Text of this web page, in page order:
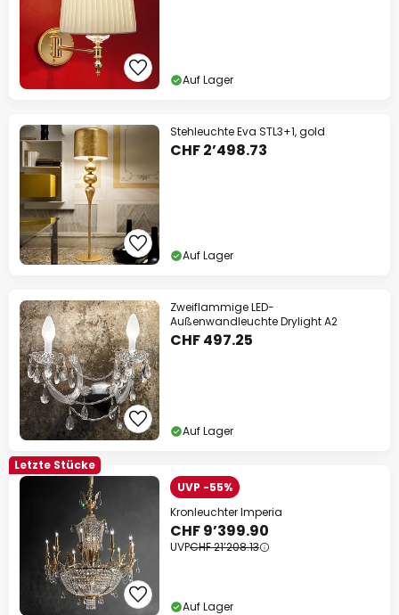
Auf Lager
Stehleuchte Eva STL3+1, gold
CHF 2’498.73
Auf Lager
Zweiflammige LED-
Außenwandleuchte Drylight A2
CHF 497.25
Auf Lager
Letzte Stücke
UVP -55%
Kronleuchter Imperia
CHF 9’399.90
UVPCHF 21’208.13
Auf Lager